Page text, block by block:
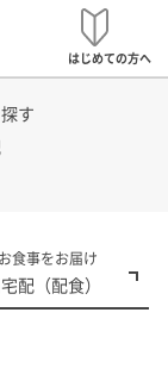
はじめての方へ
す
食事をお届け
配（配食）